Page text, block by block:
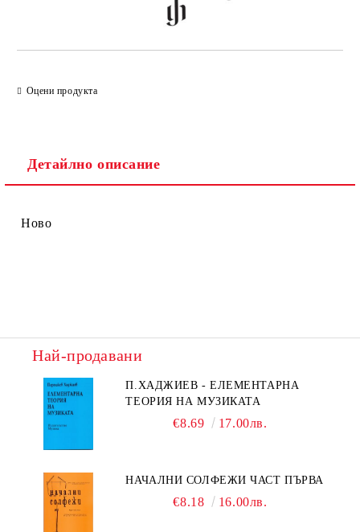
Оцени продукта
Детайлно описание
Ново
Най-продавани
П.ХАДЖИЕВ - ЕЛЕМЕНТАРНА
ТЕОРИЯ НА МУЗИКАТА
€8.69 17.00лв.
НАЧАЛНИ СОЛФЕЖИ ЧАСТ ПЪРВА
€8.18 16.00лв.